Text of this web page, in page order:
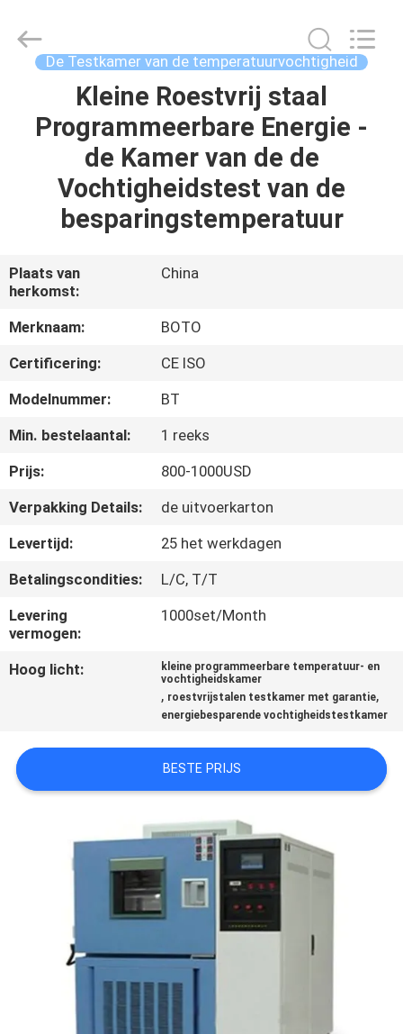
PRODUCTEN
ONGEVEER
FABRIEKSREIS
KWALITEITSCONTROLE
CONTACTEER
ONS
VERZOEK
OM EEN
SITEMAP
PRIVACYBELEID
Rights
Reserved.
De Testkamer van de temperatuurvochtigheid
Kleine Roestvrij staal
Programmeerbare Energie -
de Kamer van de de
Vochtigheidstest van de
besparingstemperatuur
Plaats van
herkomst:
China
Merknaam:
BOTO
Certificering:
CE ISO
Modelnummer:
BT
Min. bestelaantal:
1 reeks
Prijs:
800-1000USD
Verpakking Details:
de uitvoerkarton
Levertijd:
25 het werkdagen
Betalingscondities:
L/C, T/T
Levering
vermogen:
1000set/Month
Hoog licht:
kleine programmeerbare temperatuur- en
vochtigheidskamer
, roestvrijstalen testkamer met garantie,
energiebesparende vochtigheidstestkamer
BESTE PRIJS